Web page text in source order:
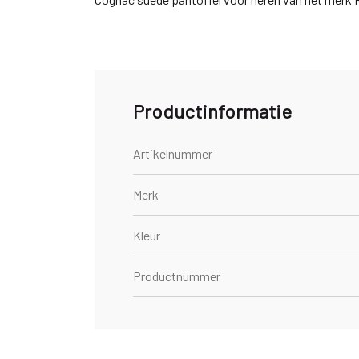
Productinformatie
Artikelnummer
Merk
Kleur
Productnummer